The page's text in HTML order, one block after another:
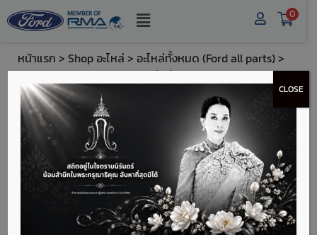
0
หน้าแรก > Shop อะไหล่ > อะไหล่ทั้งหมด (Ford all parts)>
Ford Testing Part 2 - ชุดข้อต่อท่อพร้อมเหล (Set of Pipe
Joints with Steel)
CLOSE